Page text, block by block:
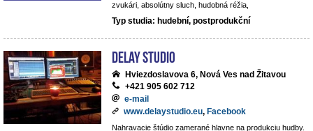
zvukári, absolútny sluch, hudobná réžia,
Typ studia: hudební, postprodukční
DeLay studio
Hviezdoslavova 6, Nová Ves nad Žitavou
+421 905 602 712
e-mail
www.delaystudio.eu, Facebook
Nahravacie štúdio zamerané hlavne na produkciu hudby.